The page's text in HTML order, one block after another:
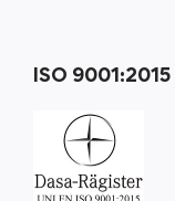
ISO 9001:2015